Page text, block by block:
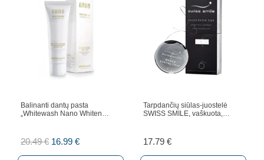
Balinanti dantų pasta
„Whitewash Nano Whiten…
20.49€ Original
price
16.99 €Current
price
Tarpdančių siūlas-juostelė
SWISS SMILE, vaškuota,…
17.79 €